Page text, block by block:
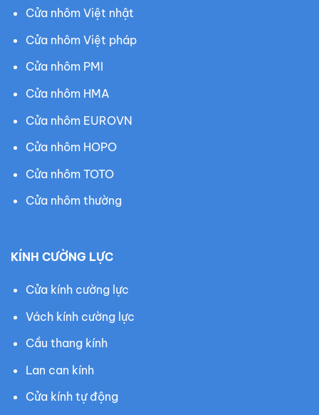
Cửa nhôm Việt nhật
Cửa nhôm Việt pháp
Cửa nhôm PMI
Cửa nhôm HMA
Cửa nhôm EUROVN
Cửa nhôm HOPO
Cửa nhôm TOTO
Cửa nhôm thường
KÍNH CƯỜNG LỰC
Cửa kính cường lực
Vách kính cường lực
Cầu thang kính
Lan can kính
Cửa kính tự động